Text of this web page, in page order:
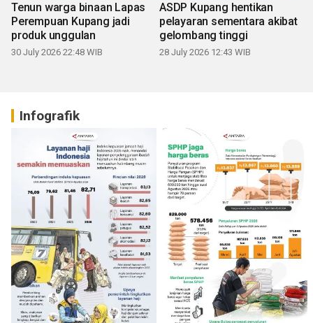
Tenun warga binaan Lapas
Perempuan Kupang jadi
produk unggulan
30 July 2026 22:48 WIB
ASDP Kupang hentikan
pelayaran sementara akibat
gelombang tinggi
28 July 2026 12:43 WIB
Infografik